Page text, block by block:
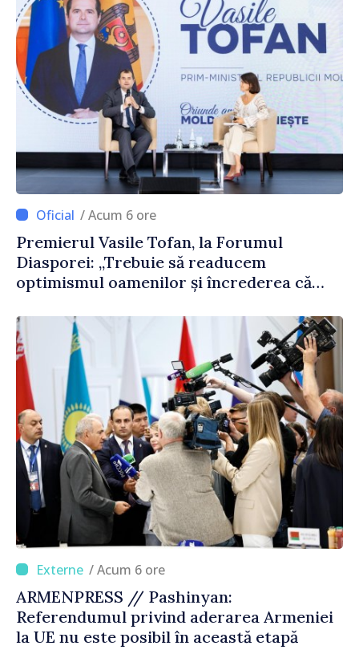
/ Acum 6 ore
Premierul Vasile Tofan, la Forumul
Diasporei: „Trebuie să readucem
optimismul oamenilor și încrederea că
corectă”
/ Acum 6 ore
ARMENPRESS // Pashinyan:
Referendumul privind aderarea Armeniei
la UE nu este posibil în această etapă